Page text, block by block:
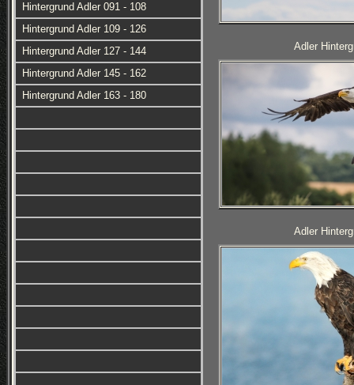
Hintergrund Adler 091 - 108
Hintergrund Adler 109 - 126
Hintergrund Adler 127 - 144
Hintergrund Adler 145 - 162
Hintergrund Adler 163 - 180
Adler
Adler